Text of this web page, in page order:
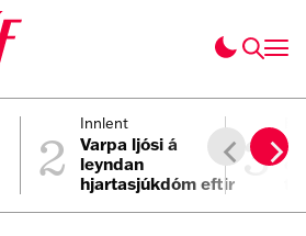
2 Innlent
Varpa ljósi á
leyndan
hjartasjúkdóm eftir 3